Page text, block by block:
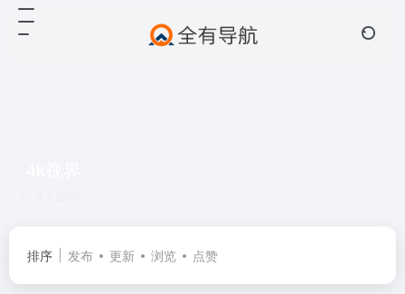
排序 发布 更新 浏览 点赞